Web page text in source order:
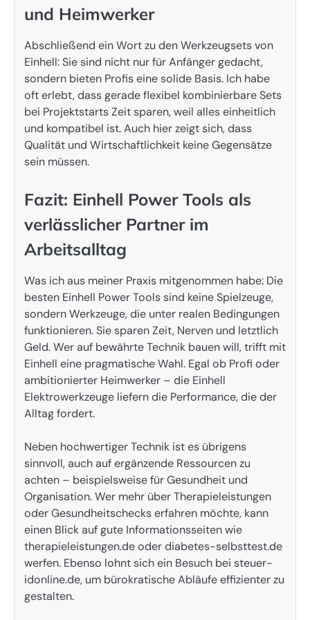
und Heimwerker
Abschließend ein Wort zu den Werkzeugsets von
Einhell: Sie sind nicht nur für Anfänger gedacht,
sondern bieten Profis eine solide Basis. Ich habe
oft erlebt, dass gerade flexibel kombinierbare Sets
bei Projektstarts Zeit sparen, weil alles einheitlich
und kompatibel ist. Auch hier zeigt sich, dass
Qualität und Wirtschaftlichkeit keine Gegensätze
sein müssen.
Fazit: Einhell Power Tools als
verlässlicher Partner im
Arbeitsalltag
Was ich aus meiner Praxis mitgenommen habe: Die
besten Einhell Power Tools sind keine Spielzeuge,
sondern Werkzeuge, die unter realen Bedingungen
funktionieren. Sie sparen Zeit, Nerven und letztlich
Geld. Wer auf bewährte Technik bauen will, trifft mit
Einhell eine pragmatische Wahl. Egal ob Profi oder
ambitionierter Heimwerker – die Einhell
Elektrowerkzeuge liefern die Performance, die der
Alltag fordert.
Neben hochwertiger Technik ist es übrigens
sinnvoll, auch auf ergänzende Ressourcen zu
achten – beispielsweise für Gesundheit und
Organisation. Wer mehr über Therapieleistungen
oder Gesundheitschecks erfahren möchte, kann
einen Blick auf gute Informationsseiten wie
therapieleistungen.de oder diabetes-selbsttest.de
werfen. Ebenso lohnt sich ein Besuch bei steuer-
idonline.de, um bürokratische Abläufe effizienter zu
gestalten.